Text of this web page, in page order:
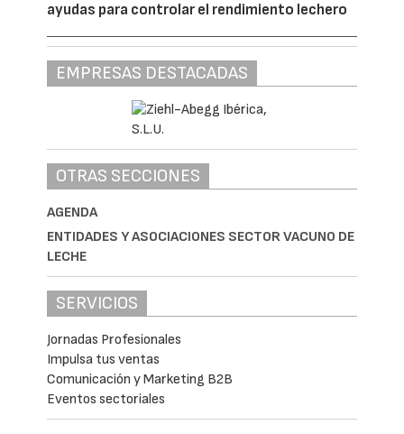
ayudas para controlar el rendimiento lechero
EMPRESAS DESTACADAS
OTRAS SECCIONES
AGENDA
ENTIDADES Y ASOCIACIONES SECTOR VACUNO DE
LECHE
SERVICIOS
Jornadas Profesionales
Impulsa tus ventas
Comunicación y Marketing B2B
Eventos sectoriales